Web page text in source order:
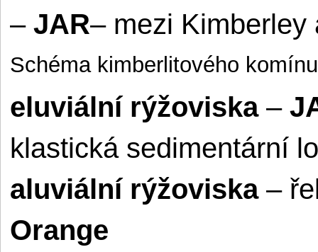
– JAR– mezi Kimberley
Schéma kimberlitového komínu
eluviální rýžoviska–
klastická sedimentární
aluviální rýžoviska–
Orange